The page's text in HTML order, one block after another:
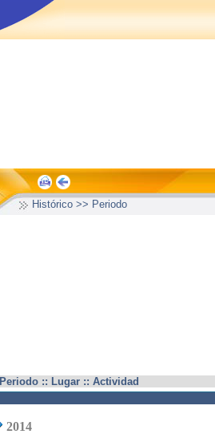
Histórico >> Periodo
Periodo :: Lugar :: Actividad
2014